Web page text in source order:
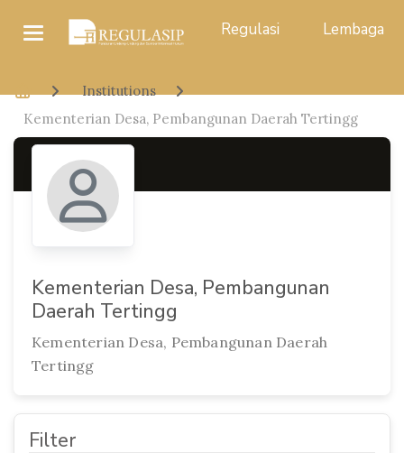
Regulasi Lembaga
Institutions
Kementerian Desa, Pembangunan Daerah Tertingg
Kementerian Desa, Pembangunan
Daerah Tertingg
Kementerian Desa, Pembangunan Daerah
Tertingg
Filter